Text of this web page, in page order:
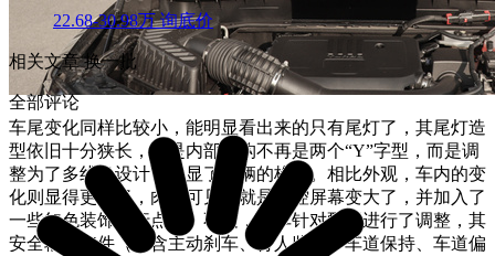
车尾变化同样比较小，能明显看出来的只有尾灯了，其尾灯造
型依旧十分狭长，但是内部结构不再是两个“Y”字型，而是调
整为了多线条设计，凸显了车辆的格调。相比外观，车内的变
化则显得更小了，肉眼可见的就是中控屏幕变大了，并加入了
一些红色装饰进行点缀。不过，新车针对配置进行了调整，其
安全辅助套件（包含主动刹车、行人监测、车道保持、车道偏
22.68-30.98万 询底价
相关文章换一批
全部评论